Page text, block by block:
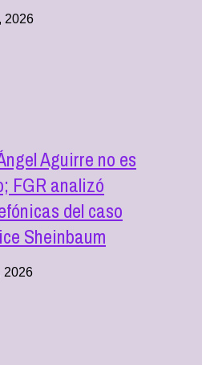
2026
Aguirre no es
FGR analizó
del caso
Sheinbaum
2026